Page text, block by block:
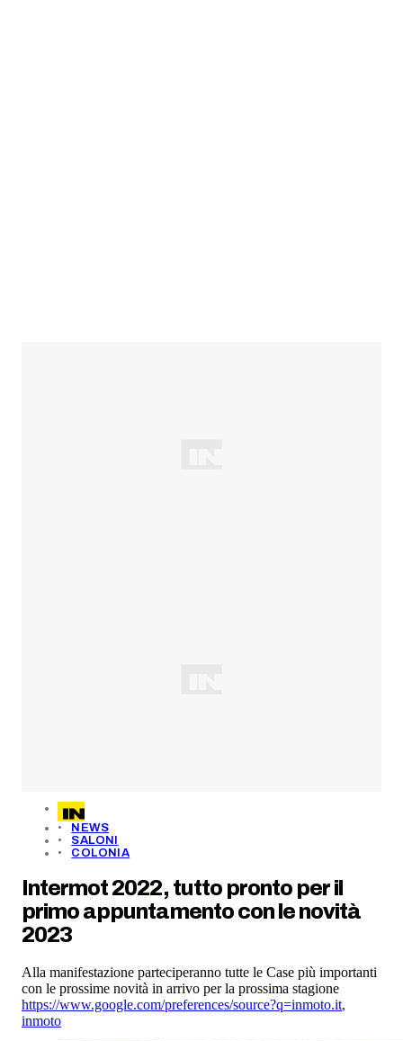
NEWS
SALONI
COLONIA
Intermot 2022, tutto pronto per il
primo appuntamento con le novità
2023
Alla manifestazione parteciperanno tutte le Case più importanti
con le prossime novità in arrivo per la prossima stagione
https://www.google.com/preferences/source?q=inmoto.it,
inmoto